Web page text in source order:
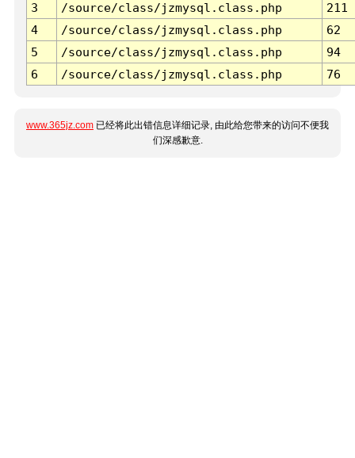
3 /source/class/jzmysql.class.php
211
4
/source/class/jzmysql.class.php
62
5
/source/class/jzmysql.class.php
94
6
/source/class/jzmysql.class.php 76
www.365jz.com 已经将此出错信息详细记录, 由此给您带来的访问不便我
们深感歉意.